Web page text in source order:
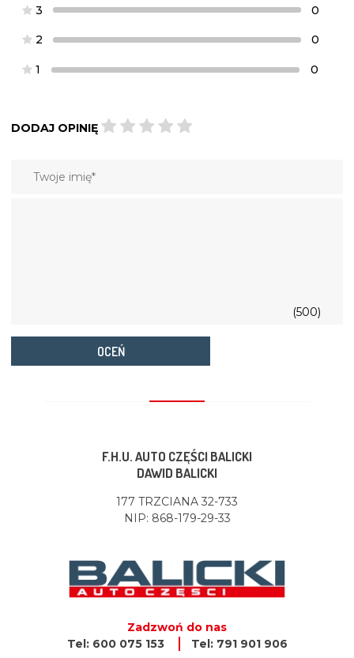
3 0
2 0
1 0
DODAJ OPINIĘ
(500)
OCEŃ
F.H.U. AUTO CZĘŚCI BALICKI
DAWID BALICKI
177 TRZCIANA 32-733
NIP: 868-179-29-33
Zadzwoń do nas
Tel: 600 075 153
Tel: 791 901 906